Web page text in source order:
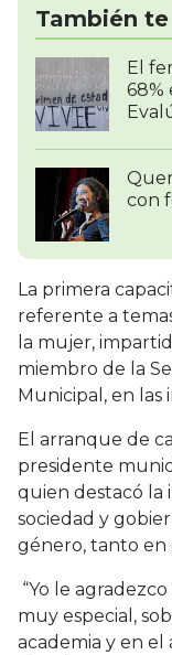
También
El
68%
con
La primera
referente a
la mujer,
miembro de la
Municipal, en las
El arranque de
presidente
quien destacó la
sociedad y
género, tanto en
“Yo le
muy especial,
academia y en